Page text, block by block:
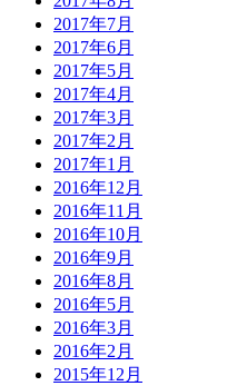
2017年7月
2017年6月
2017年5月
2017年4月
2017年3月
2017年2月
2017年1月
2016年12月
2016年11月
2016年10月
2016年9月
2016年8月
2016年5月
2016年3月
2016年2月
2015年12月